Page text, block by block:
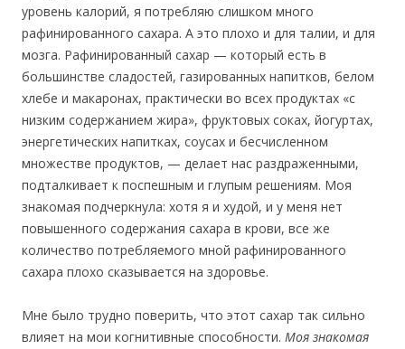
уровень калорий, я потребляю слишком много
рафинированного сахара. А это плохо и для талии, и для
мозга. Рафинированный сахар — который есть в
большинстве сладостей, газированных напитков, белом
хлебе и макаронах, практически во всех продуктах «с
низким содержанием жира», фруктовых соках, йогуртах,
энергетических напитках, соусах и бесчисленном
множестве продуктов, — делает нас раздраженными,
подталкивает к поспешным и глупым решениям. Моя
знакомая подчеркнула: хотя я и худой, и у меня нет
повышенного содержания сахара в крови, все же
количество потребляемого мной рафинированного
сахара плохо сказывается на здоровье.
Мне было трудно поверить, что этот сахар так сильно
влияет на мои когнитивные способности. Моя знакомая